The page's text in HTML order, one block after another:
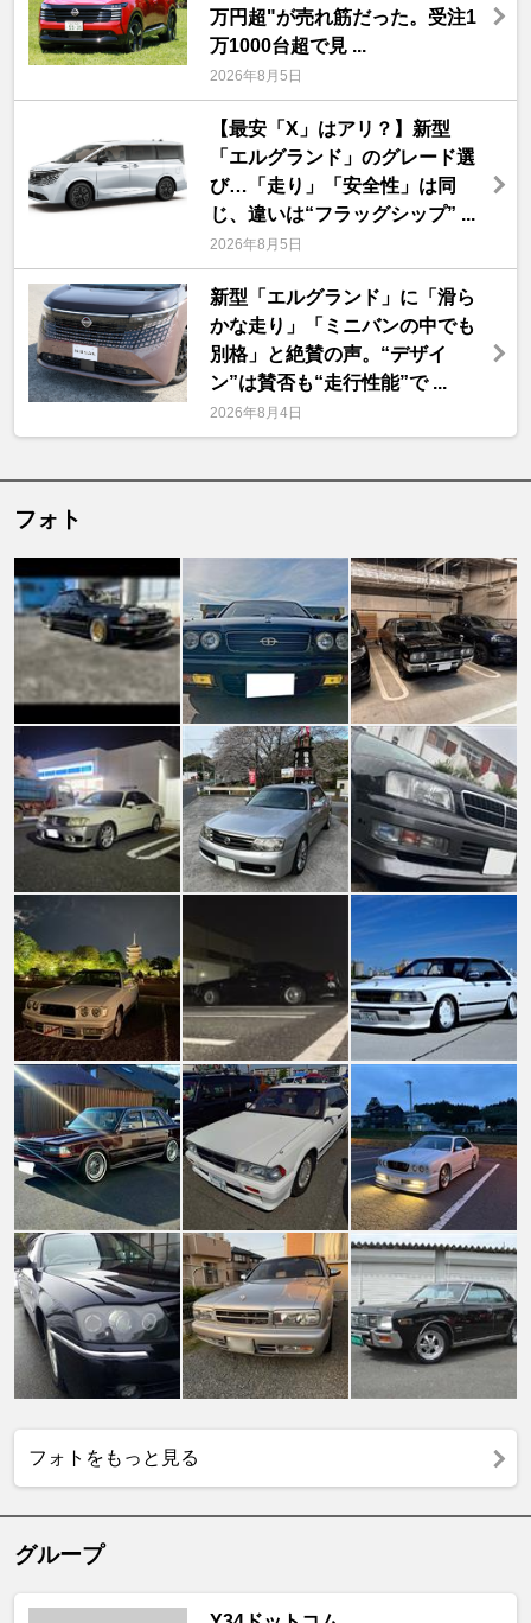
万円超"が売れ筋だった。受注1
万1000台超で見 ...
2026年8月5日
【最安「X」はアリ？】新型
「エルグランド」のグレード選
び…「走り」「安全性」は同
じ、違いは“フラッグシップ” ...
2026年8月5日
新型「エルグランド」に「滑ら
かな走り」「ミニバンの中でも
別格」と絶賛の声。“デザイ
ン”は賛否も“走行性能”で ...
2026年8月4日
フォト
フォトをもっと見る
グループ